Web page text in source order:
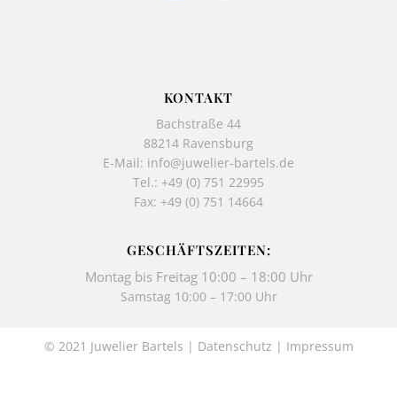
k
-
f
a
m
KONTAKT
Bachstraße 44
88214 Ravensburg
E-Mail: info@juwelier-bartels.de
Tel.: +49 (0) 751 22995
Fax: +49 (0) 751 14664
GESCHÄFTSZEITEN:
Montag bis Freitag 10:00 – 18:00 Uhr
Samstag 10:00 – 17:00 Uhr
© 2021 Juwelier Bartels | Datenschutz | Impressum